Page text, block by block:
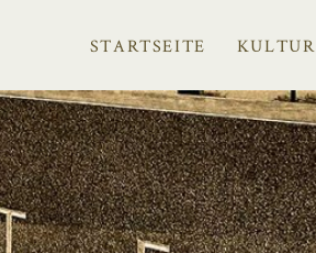
STARTSEITE KULTUR